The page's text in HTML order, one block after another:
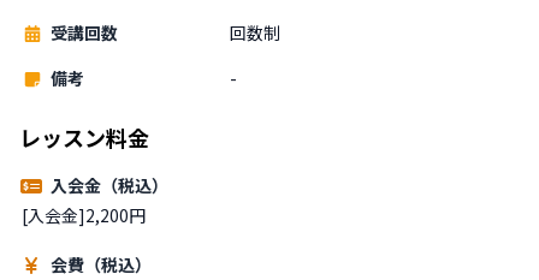
受講回数
回数制
備考
-
レッスン料金
入会金（税込）
[入会金]2,200円
会費（税込）